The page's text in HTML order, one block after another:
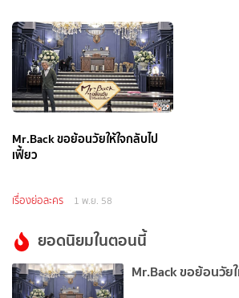
Mr.Back ขอย้อนวัยให้ใจกลับไป
เฟี้ยว
เรื่องย่อละคร 1 พ.ย. 58
ยอดนิยมในตอนนี้
Mr.Back ขอย้อนวัย